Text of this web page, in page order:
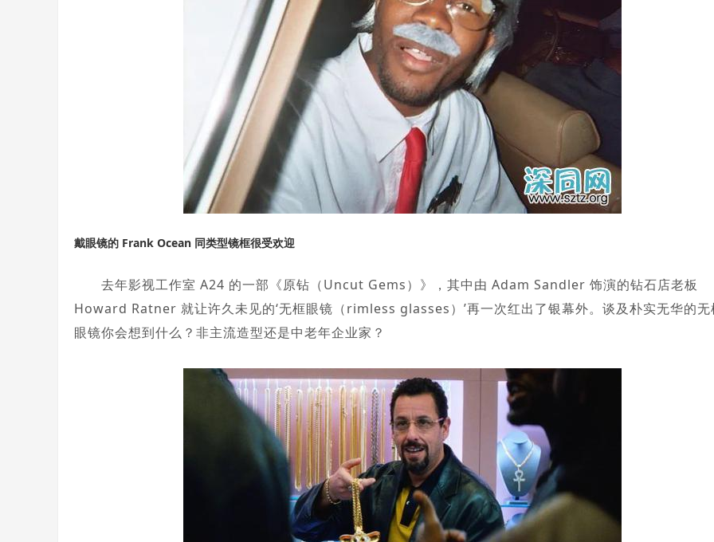
戴眼镜的 Frank Ocean 同类型镜框很受欢迎
去年影视工作室 A24 的一部《原钻（Uncut Gems）》，其中由 Adam Sandler 饰演的钻石店老板
Howard Ratner 就让许久未见的‘无框眼镜（rimless glasses）’再一次红出了银幕外。谈及朴实无华的无
眼镜你会想到什么？非主流造型还是中老年企业家？